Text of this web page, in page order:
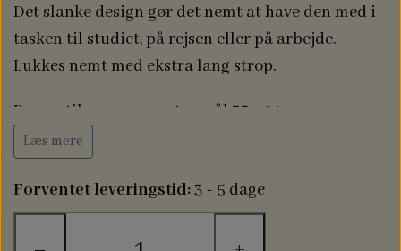
Det slanke design gør det nemt at have den med i
tasken til studiet, på rejsen eller på arbejde.
Lukkes nemt med ekstra lang strop.
Passer til max. computer mål 33 x 24 cm
Læs mere
Forventet leveringstid:3 - 5 dage